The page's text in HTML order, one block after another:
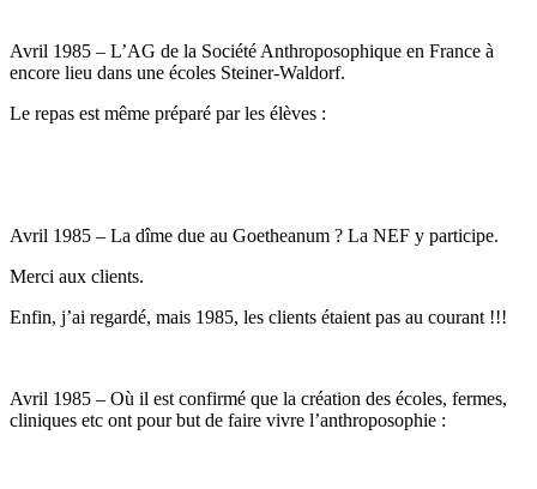
Avril 1985 – L’AG de la Société Anthroposophique en France à
encore lieu dans une écoles Steiner-Waldorf.
Le repas est même préparé par les élèves :
Avril 1985 – La dîme due au Goetheanum ? La NEF y participe.
Merci aux clients.
Enfin, j’ai regardé, mais 1985, les clients étaient pas au courant !!!
Avril 1985 – Où il est confirmé que la création des écoles, fermes,
cliniques etc ont pour but de faire vivre l’anthroposophie :